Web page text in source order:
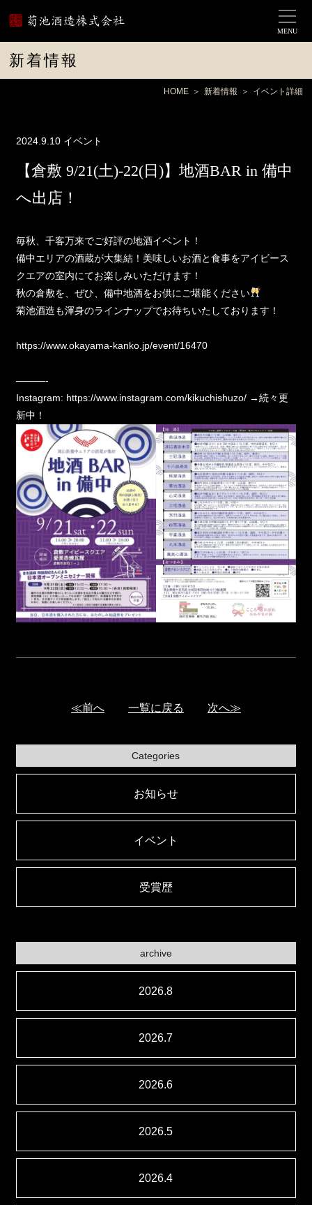
MENU
新着情報
HOME 新着情報 イベント詳細
2024.9.10 イベント
【倉敷 9/21(土)-22(日)】地酒BAR in 備中
へ出店！
毎秋、千客万来でご好評の地酒イベント！
備中エリアの酒蔵が大集結！美味しいお酒と食事をアイビース
クエアの室内にてお楽しみいただけます！
秋の倉敷を、ぜひ、備中地酒をお供にご堪能ください
菊池酒造も渾身のラインナップでお待ちいたしております！
https://www.okayama-kanko.jp/event/16470
———-
Instagram: https://www.instagram.com/kikuchishuzo/ →続々更
新中！
≪前へ 一覧に戻る 次へ≫
Categories
お知らせ
イベント
受賞歴
archive
2026.8
2026.7
2026.6
2026.5
2026.4